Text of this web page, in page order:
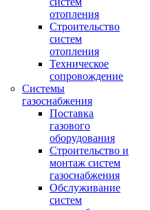
отопления
Строительство
систем
отопления
Техническое
сопровождение
Системы
газоснабжения
Поставка
газового
оборудования
Строительство и
монтаж систем
газоснабжения
Обслуживание
систем